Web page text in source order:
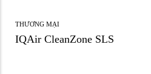
THƯƠNG MẠI
IQAir CleanZone SLS